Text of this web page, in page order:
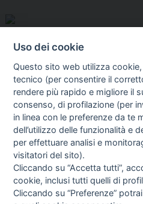
I libri
Uso dei cookie
Questo sito web utilizza
tecnico (per consentire il
rendere più rapido e migliore il
consenso, di profilazione (per
in linea con le preferenze da te
dell’utilizzo delle funzionalità e
per effettuare analisi e
visitatori del sito).
Cliccando su “Accetta tutti”,
cookie, inclusi tutti quelli di
Cliccando su “Preferenze”